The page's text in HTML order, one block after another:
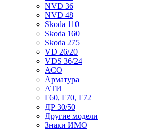
NVD 36
NVD 48
Skoda 110
Skoda 160
Skoda 275
VD 26/20
VDS 36/24
АСО
Арматура
АТИ
Г60, Г70, Г72
ДР 30/50
Другие модели
Знаки ИМО